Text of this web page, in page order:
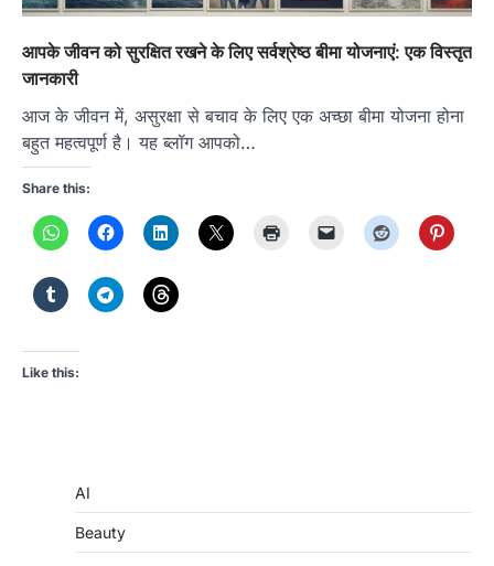
आपके जीवन को सुरक्षित रखने के लिए सर्वश्रेष्ठ बीमा योजनाएं: एक विस्तृत
जानकारी
आज के जीवन में, असुरक्षा से बचाव के लिए एक अच्छा बीमा योजना होना
बहुत महत्वपूर्ण है। यह ब्लॉग आपको…
Share this:
Like this:
AI
Beauty